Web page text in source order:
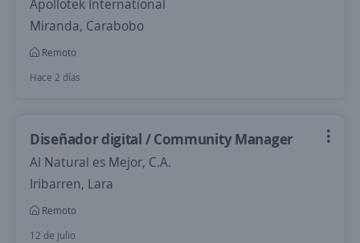
Apollotek International
Miranda, Carabobo
Remoto
Hace 2 días
Diseñador digital / Community Manager
Al Natural es Mejor, C.A.
Iribarren, Lara
Remoto
12 de julio